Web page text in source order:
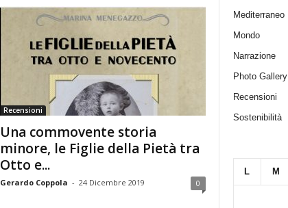
Recensioni
Una commovente storia
minore, le Figlie della Pietà tra
Otto e...
Gerardo Coppola - 24 Dicembre 2019 0
Mediterraneo
Mondo
Narrazione
Photo Gallery
Recensioni
Sostenibilità
L M